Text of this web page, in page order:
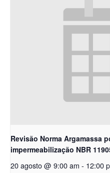
Revisão Norma Argamassa
impermeabilização NBR
20 agosto @ 9:00 am - 12:00